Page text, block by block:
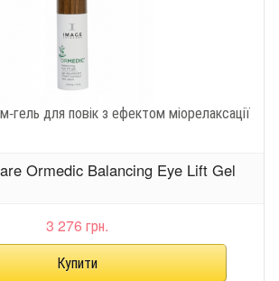
гель для повік з ефектом міорелаксації
Ormedic Balancing Eye Lift Gel
3 276 грн.